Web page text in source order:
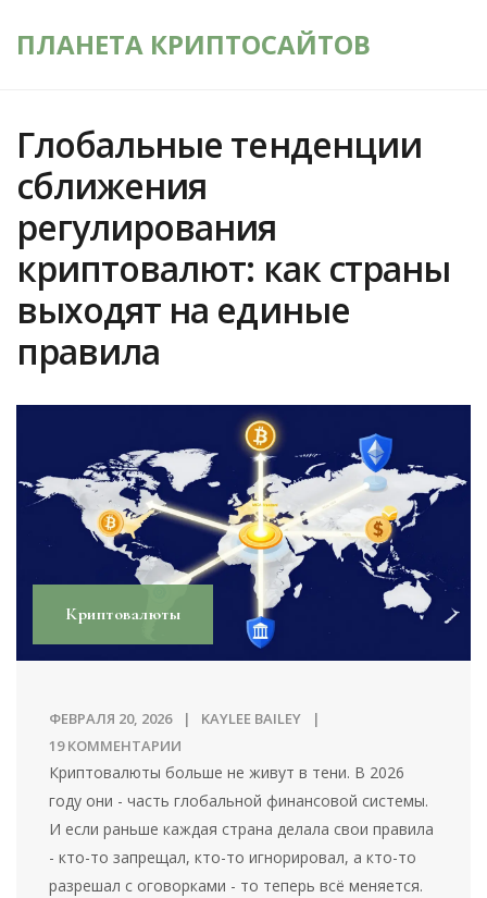
ПЛАНЕТА КРИПТОСАЙТОВ
Глобальные тенденции
сближения
регулирования
криптовалют: как страны
выходят на единые
правила
Криптовалюты
ФЕВРАЛЯ 20, 2026
KAYLEE BAILEY
19 КОММЕНТАРИИ
Криптовалюты больше не живут в тени. В 2026
году они - часть глобальной финансовой системы.
И если раньше каждая страна делала свои правила
- кто-то запрещал, кто-то игнорировал, а кто-то
разрешал с оговорками - то теперь всё меняется.